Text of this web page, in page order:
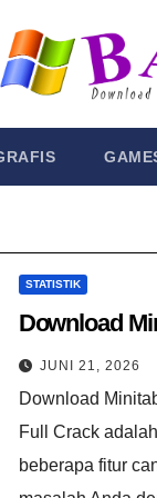
STATISTIK
Download
JUNI 21, 2026
Download
Full Crack​
beberapa fitur